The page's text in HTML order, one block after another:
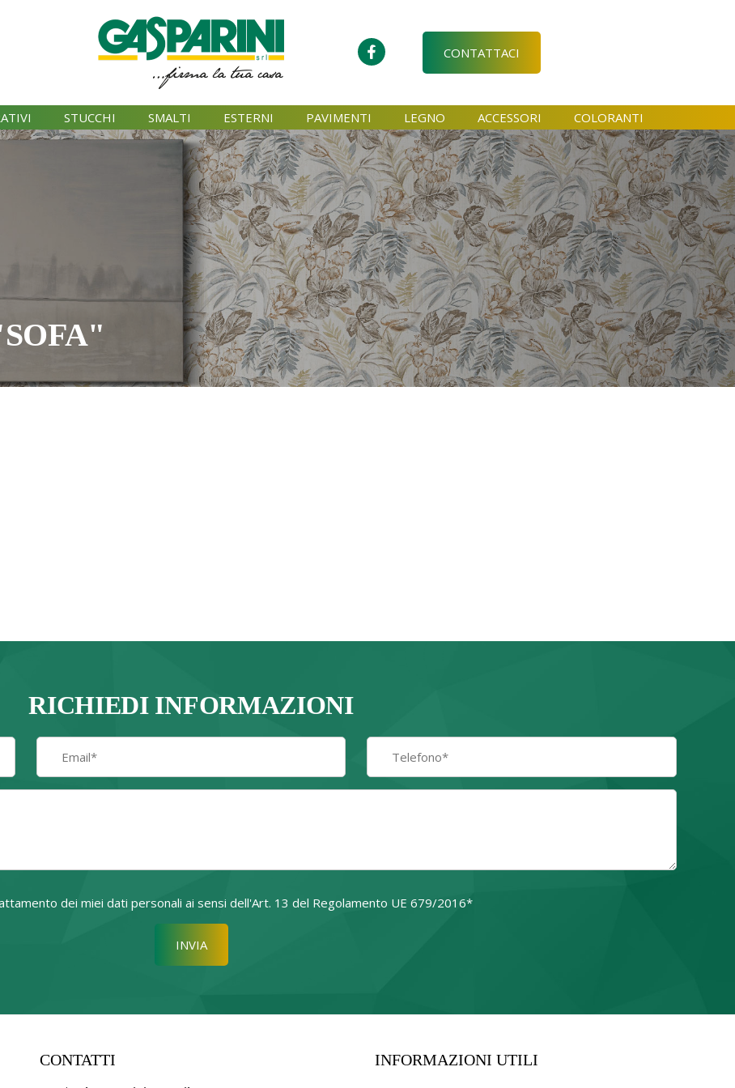
CONTATTACI
STUCCHI SMALTI ESTERNI PAVIMENTI LEGNO ACCESSORI COLORANTI
RICHIEDI INFORMAZIONI
dei miei dati personali ai sensi dell'Art. 13 del Regolamento UE 679/2016*
Si prega di lasciare vuoto questo campo.
CONTATTI INFORMAZIONI UTILI